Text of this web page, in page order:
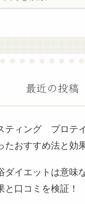
最近の投稿
ティング プロテ
たおすすめ法と効
ダイエットは意味
と口コミを検証！